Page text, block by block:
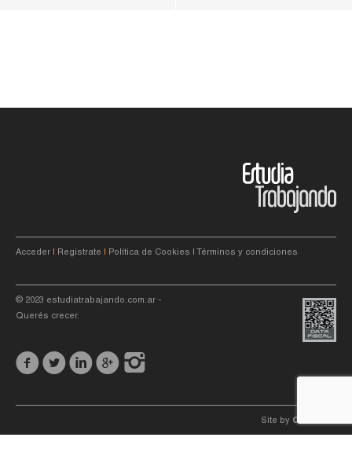
Acceder Registrate Política de Cookies Términos y condiciones
© 2023 estudiatrabajando.com.ar -
Querés crecer.
Site by C4f.